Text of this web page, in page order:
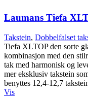
Laumans Tiefa
Takstein, Dobbelfalset
Tiefa XLTOP den sorte
kombinasjon med den
tak med harmonisk og
mer eksklusiv takstein
benyttes 12,4-12,7
Vis